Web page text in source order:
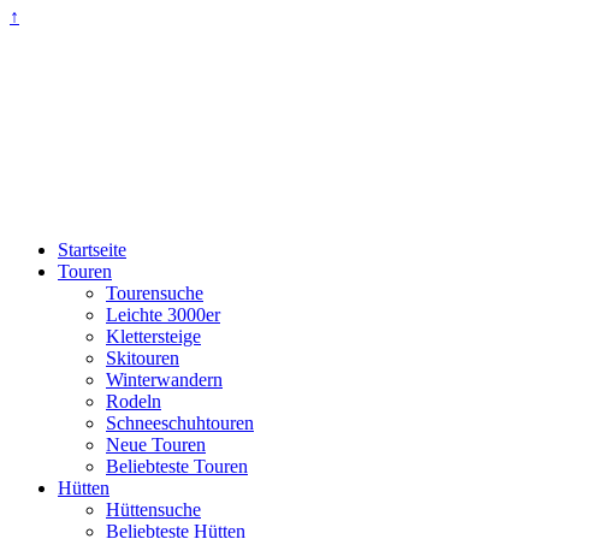
↑
Startseite
Touren
Tourensuche
Leichte 3000er
Klettersteige
Skitouren
Winterwandern
Rodeln
Schneeschuhtouren
Neue Touren
Beliebteste Touren
Hütten
Hüttensuche
Beliebteste Hütten